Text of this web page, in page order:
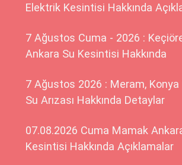
Elektrik Kesintisi Hakkında
7 Ağustos Cuma - 2026 :
Ankara Su Kesintisi Hakkında
7 Ağustos 2026 : Meram, Konya
Su Arızası Hakkında Detaylar
07.08.2026 Cuma Mamak
Kesintisi Hakkında Açıklamalar